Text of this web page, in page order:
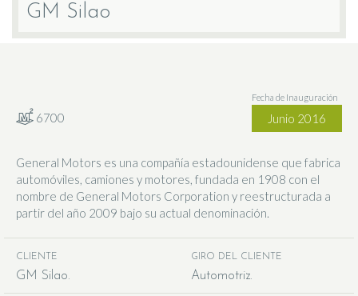
GM Silao
6700
Fecha de Inauguración
Junio 2016
General Motors es una compañía estadounidense que fabrica
automóviles, camiones y motores, fundada en 1908 con el
nombre de General Motors Corporation y reestructurada a
partir del año 2009 bajo su actual denominación.
CLIENTE
GM Silao
GIRO DEL CLIENTE
Automotriz